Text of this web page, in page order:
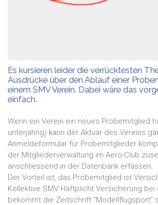
Es kursieren leider die verrücktesten
Ausdrücke über den Ablauf einer
einem SMV Verein. Dabei wäre das
einfach.
Wenn ein Verein ein neues Probemitglied
unterjährig) kann der Aktuar des Vereins
Anmeldeformular für Probemitglieder
der Mitgliederverwaltung im Aero-Club
anschliessend in der Datenbank erfassen.
Der Vorteil ist, das Probemitglied ist
Kollektive SMV Haftplicht Versicherung bei
bekommt die Zeitschrift "Modellflugsport"